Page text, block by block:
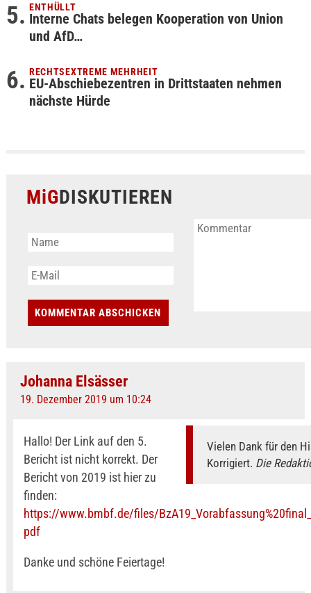
ENTHÜLLT
Interne Chats belegen Kooperation von Union
und AfD…
RECHTSEXTREME MEHRHEIT
EU-Abschiebezentren in Drittstaaten nehmen
nächste Hürde
MiGDISKUTIEREN
Johanna Elsässer
19. Dezember 2019 um 10:24
Vielen Dank für den
Korrigiert. Die
Hallo! Der Link auf den 5.
Bericht ist nicht korrekt. Der
Bericht von 2019 ist hier zu
finden:
https://www.bmbf.de/files/
pdf
Danke und schöne Feiertage!